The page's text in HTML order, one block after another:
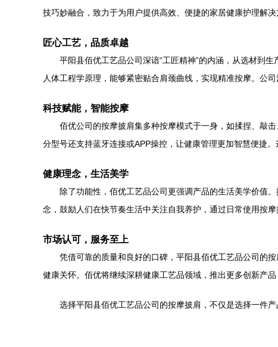
技巧妙融合，致力于为用户提供高效、便捷的家居健康护理解
匠心工艺，品质卓越
平阳县佰优工艺品公司深谙“工匠精神”的内涵，从选材到
人体工程学原理，能够紧密贴合肩颈曲线，实现精准按摩。公
科技赋能，智能按摩
佰优公司的按摩披肩集多种按摩模式于一身，如揉捏、敲
分型号还支持蓝牙连接或APP操控，让健康管理更加智慧便捷
健康理念，生活美学
除了功能性，佰优工艺品公司更强调产品的生活美学价值
念，鼓励人们在快节奏生活中关注自我养护，通过日常使用按
市场认可，服务至上
凭借可靠的质量和良好的口碑，平阳县佰优工艺品公司的
健康关怀。佰优将继续深耕健康工艺品领域，推出更多创新产
选择平阳县佰优工艺品公司的按摩披肩，不仅是选择一件